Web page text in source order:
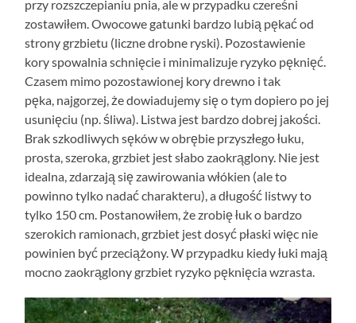
przy rozszczepianiu pnia, ale w przypadku czereśni
zostawiłem. Owocowe gatunki bardzo lubią pękać od
strony grzbietu (liczne drobne ryski). Pozostawienie
kory spowalnia schnięcie i minimalizuje ryzyko pęknięć.
Czasem mimo pozostawionej kory drewno i tak
pęka, najgorzej, że dowiadujemy się o tym dopiero po jej
usunięciu (np. śliwa). Listwa jest bardzo dobrej jakości.
Brak szkodliwych sęków w obrębie przyszłego łuku,
prosta, szeroka, grzbiet jest słabo zaokrąglony. Nie jest
idealna, zdarzają się zawirowania włókien (ale to
powinno tylko nadać charakteru), a długość listwy to
tylko 150 cm. Postanowiłem, że zrobię łuk o bardzo
szerokich ramionach, grzbiet jest dosyć płaski więc nie
powinien być przeciążony. W przypadku kiedy łuki mają
mocno zaokrąglony grzbiet ryzyko pęknięcia wzrasta.